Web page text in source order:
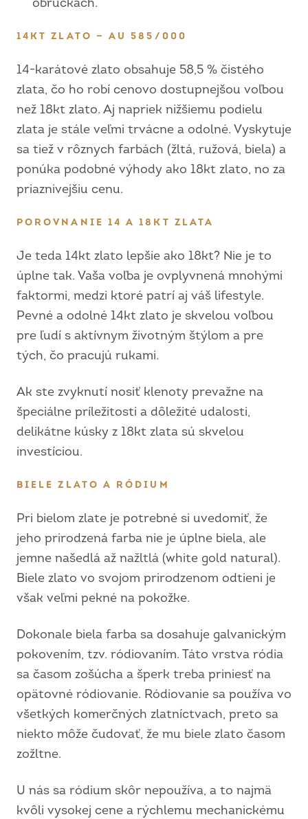
obrúčkach.
14KT ZLATO — AU 585/000
14-karátové zlato obsahuje 58,5 % čistého
zlata, čo ho robí cenovo dostupnejšou voľbou
než 18kt zlato. Aj napriek nižšiemu podielu
zlata je stále veľmi trvácne a odolné. Vyskytuje
sa tiež v rôznych farbách (žltá, ružová, biela) a
ponúka podobné výhody ako 18kt zlato, no za
priaznivejšiu cenu.
POROVNANIE 14 A 18KT ZLATA
Je teda 14kt zlato lepšie ako 18kt? Nie je to
úplne tak. Vaša voľba je ovplyvnená mnohými
faktormi, medzi ktoré patrí aj váš lifestyle.
Pevné a odolné 14kt zlato je skvelou voľbou
pre ľudí s aktívnym životným štýlom a pre
tých, čo pracujú rukami.
Ak ste zvyknutí nosiť klenoty prevažne na
špeciálne príležitosti a dôležité udalosti,
delikátne kúsky z 18kt zlata sú skvelou
investíciou.
BIELE ZLATO A RÓDIUM
Pri bielom zlate je potrebné si uvedomiť, že
jeho prirodzená farba nie je úplne biela, ale
jemne našedlá až nažltlá (white gold natural).
Biele zlato vo svojom prirodzenom odtieni je
však veľmi pekné na pokožke.
Dokonale biela farba sa dosahuje galvanickým
pokovením, tzv. ródiovaním. Táto vrstva ródia
sa časom zošúcha a šperk treba priniesť na
opätovné ródiovanie. Ródiovanie sa používa vo
všetkých komerčných zlatníctvach, preto sa
niekto môže čudovať, že mu biele zlato časom
zožltne.
U nás sa ródium skôr nepoužíva, a to najmä
kvôli vysokej cene a rýchlemu mechanickému